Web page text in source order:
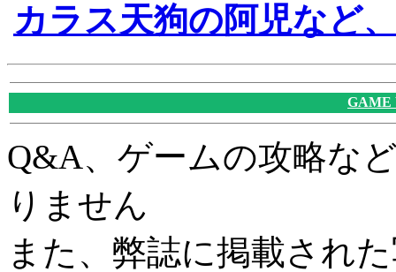
カラス天狗の阿児など
GAME
Q&A、ゲームの攻略な
りません
また、弊誌に掲載され